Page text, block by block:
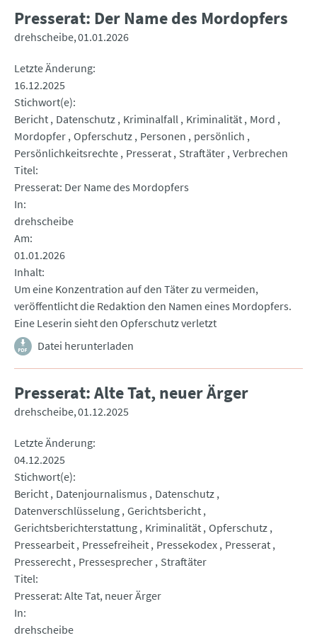
Presserat: Der Name des Mordopfers
drehscheibe 01.01.2026
Letzte Änderung
16.12.2025
Stichwort(e)
Bericht Datenschutz Kriminalfall Kriminalität Mord
Mordopfer Opferschutz Personen
persönlich
Persönlichkeitsrechte Presserat Straftäter Verbrechen
Titel
Presserat: Der Name des Mordopfers
In
drehscheibe
Am
01.01.2026
Inhalt
Um eine Konzentration auf den Täter zu vermeiden,
veröffentlicht die Redaktion den Namen eines Mordopfers.
Eine Leserin sieht den Opferschutz verletzt
Datei herunterladen
Presserat: Alte Tat, neuer Ärger
drehscheibe 01.12.2025
Letzte Änderung
04.12.2025
Stichwort(e)
Bericht Datenjournalismus
Datenschutz
Datenverschlüsselung Gerichtsbericht
Gerichtsberichterstattung Kriminalität Opferschutz
Pressearbeit Pressefreiheit Pressekodex Presserat
Presserecht Pressesprecher Straftäter
Titel
Presserat: Alte Tat, neuer Ärger
In
drehscheibe